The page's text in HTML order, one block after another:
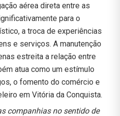
aérea direta entre as
para o
a troca de experiências
e serviços. A manutenção
estreita a relação entre
atua como um estímulo
o fomento do comércio e
em Vitória da Conquista.
companhias no sentido de